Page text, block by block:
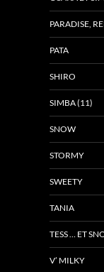
PARADISE,
PATA
SHIRO
SIMBA (11)
SNOW
STORMY
SWEETY
TANIA
TESS … ET
V’ MILKY